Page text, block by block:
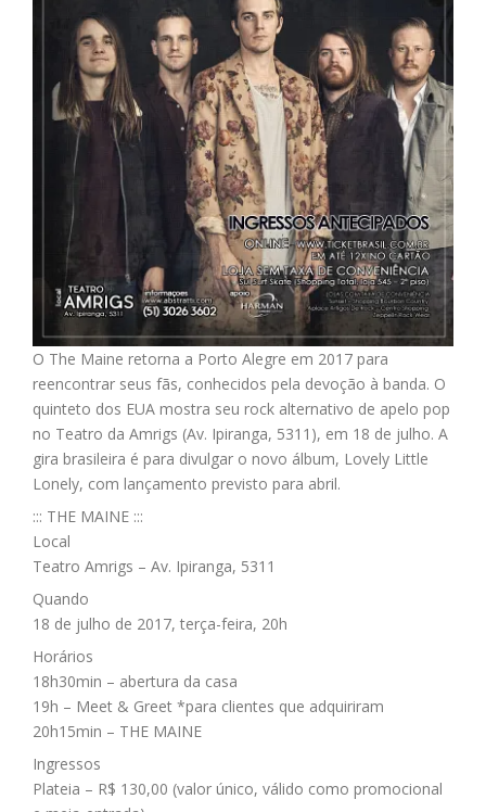
O The Maine retorna a Porto Alegre em 2017 para
reencontrar seus fãs, conhecidos pela devoção à banda. O
quinteto dos EUA mostra seu rock alternativo de apelo pop
no Teatro da Amrigs (Av. Ipiranga, 5311), em 18 de julho. A
gira brasileira é para divulgar o novo álbum, Lovely Little
Lonely, com lançamento previsto para abril.
::: THE MAINE :::
Local
Teatro Amrigs – Av. Ipiranga, 5311
Quando
18 de julho de 2017, terça-feira, 20h
Horários
18h30min – abertura da casa
19h – Meet & Greet *para clientes que adquiriram
20h15min – THE MAINE
Ingressos
Plateia – R$ 130,00 (valor único, válido como promocional